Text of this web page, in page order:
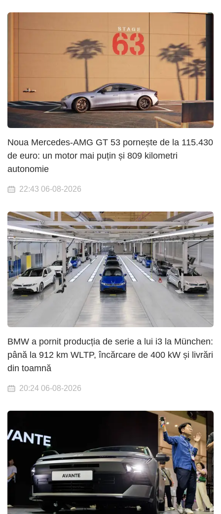
Noua Mercedes-AMG GT 53 pornește de la 115.430
de euro: un motor mai puțin și 809 kilometri
autonomie
22:43 06-08-2026
BMW a pornit producția de serie a lui i3 la München:
până la 912 km WLTP, încărcare de 400 kW și livrări
din toamnă
20:24 06-08-2026